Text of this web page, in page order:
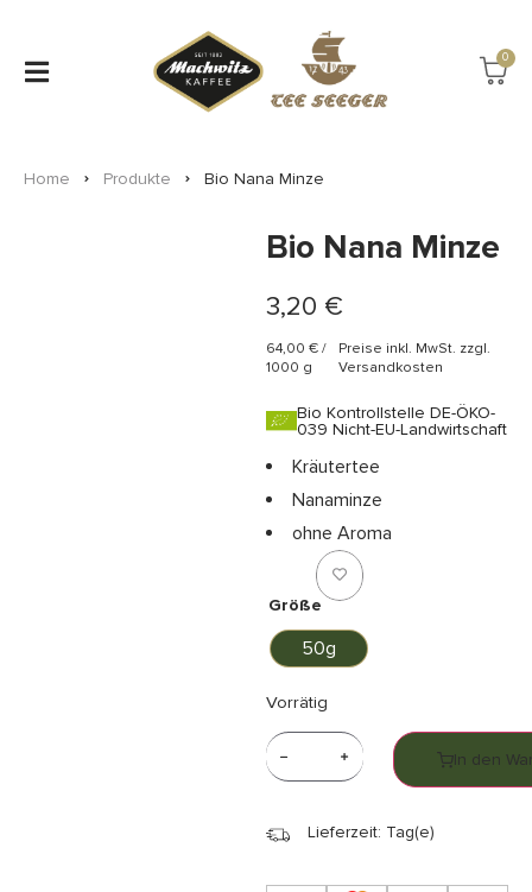
0
Home Produkte Bio Nana Minze
Bio Nana Minze
3,20 €
64,00 € /
1000 g
Preise inkl. MwSt. zzgl.
Versandkosten
Bio Kontrollstelle DE-ÖKO-
039 Nicht-EU-Landwirtschaft
Kräutertee
Nanaminze
ohne Aroma
Größe
50g
Vorrätig
In den
Lieferzeit: Tag(e)